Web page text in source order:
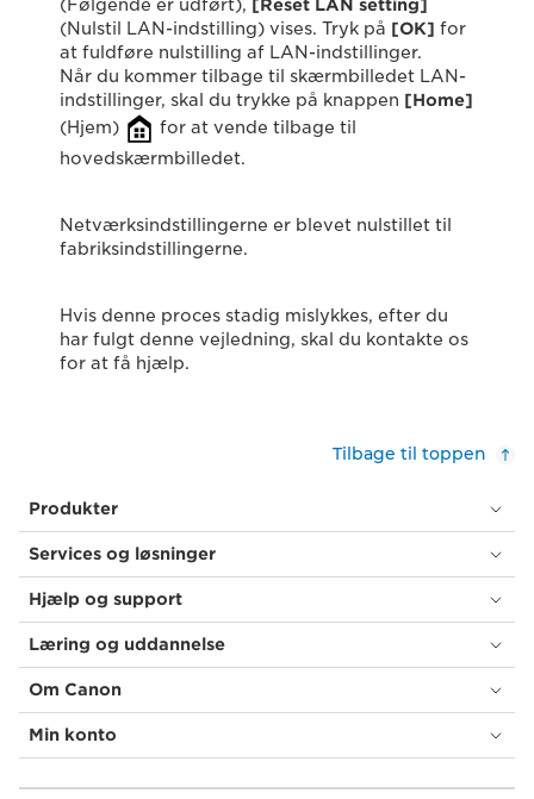
(Følgende er udført), [Reset LAN setting]
(Nulstil LAN-indstilling) vises. Tryk på [OK] for
at fuldføre nulstilling af LAN-indstillinger.
Når du kommer tilbage til skærmbilledet LAN-
indstillinger, skal du trykke på knappen [Home]
(Hjem)
for at vende tilbage til
hovedskærmbilledet.
Netværksindstillingerne er blevet nulstillet til
fabriksindstillingerne.
Hvis denne proces stadig mislykkes, efter du
har fulgt denne vejledning, skal du kontakte os
for at få hjælp.
Tilbage til toppen
Produkter
Services og løsninger
Hjælp og support
Læring og uddannelse
Om Canon
Min konto